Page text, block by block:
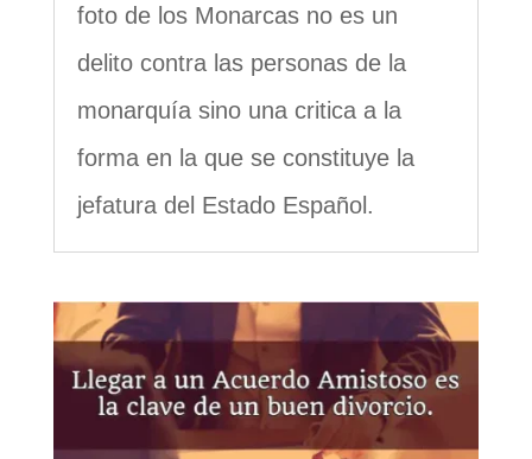
foto de los Monarcas no es un
delito contra las personas de la
monarquía sino una critica a la
forma en la que se constituye la
jefatura del Estado Español.